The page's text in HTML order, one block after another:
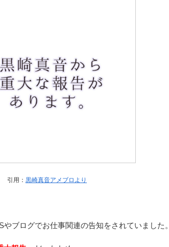
引用： 黒崎真音アメブロより
ブログでお仕事関連の告知をされていました。